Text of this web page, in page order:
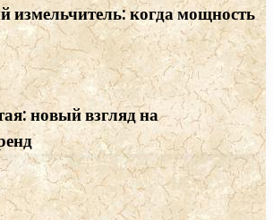
когда мощность
новый взгляд на